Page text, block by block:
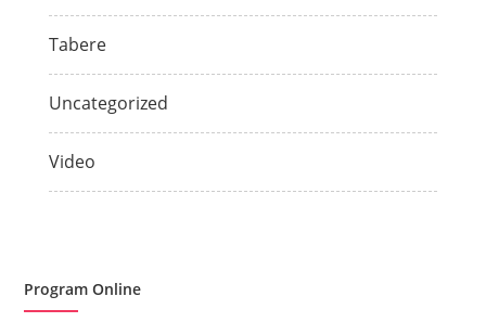
Tabere
Uncategorized
Video
Program Online